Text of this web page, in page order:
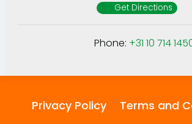
Get Directions
Phone: +31 10 714
Privacy Policy
Terms and